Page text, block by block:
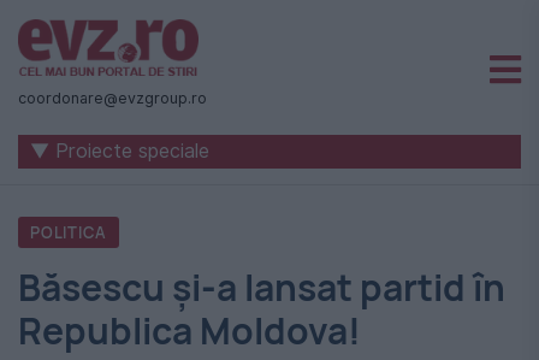
Știri
naționale
internaționale
România
-
Evenimentul
coordonare@evzgroup.ro
▼ Proiecte speciale
POLITICA
Băsescu și-a lansat partid în
Republica Moldova!